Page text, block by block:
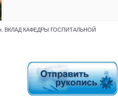
ВКЛАД КАФЕДРЫ ГОСПИТАЛЬНОЙ